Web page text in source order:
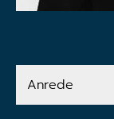
Anrede